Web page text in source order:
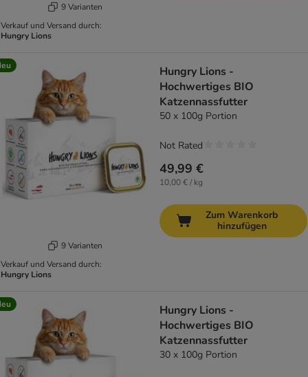
9 Varianten
Verkauf und Versand durch:
Hungry Lions
9 Varianten
Verkauf und Versand durch:
Hungry Lions
Hungry Lions -
Hochwertiges BIO
Katzennassfutter
50 x 100g Portion
49,99 €
10,00 € / kg
Not Rated
Zum Warenkorb
hinzufügen
Hungry Lions -
Hochwertiges BIO
Katzennassfutter
30 x 100g Portion